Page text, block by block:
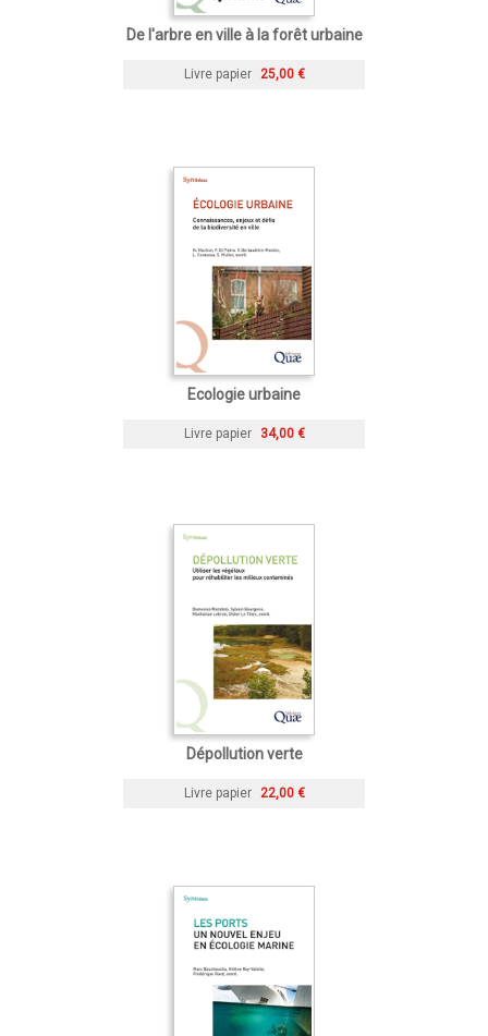
De l'arbre en ville à la forêt urbaine
Livre papier 25,00 €
Ecologie urbaine
Livre papier 34,00 €
Dépollution verte
Livre papier 22,00 €